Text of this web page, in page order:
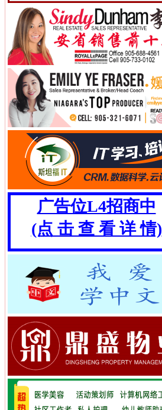
广告位L4招商中
(点 击 查 看 详 情)